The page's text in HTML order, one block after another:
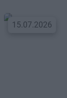
15.07.2026